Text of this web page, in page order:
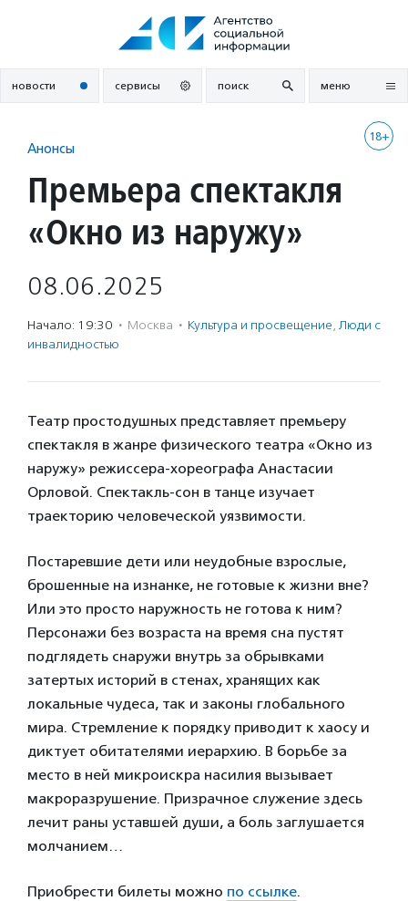
новости сервисы поиск меню
18+
Анонсы
Премьера спектакля
«Окно из наружу»
08.06.2025
Начало: 19:30 · Москва · Культура и просвещение, Люди с
инвалидностью
Театр простодушных представляет премьеру
спектакля в жанре физического театра «Окно из
наружу» режиссера-хореографа Анастасии
Орловой. Спектакль-сон в танце изучает
траекторию человеческой уязвимости.
Постаревшие дети или неудобные взрослые,
брошенные на изнанке, не готовые к жизни вне?
Или это просто наружность не готова к ним?
Персонажи без возраста на время сна пустят
подглядеть снаружи внутрь за обрывками
затертых историй в стенах, хранящих как
локальные чудеса, так и законы глобального
мира. Стремление к порядку приводит к хаосу и
диктует обитателями иерархию. В борьбе за
место в ней микроискра насилия вызывает
макроразрушение. Призрачное служение здесь
лечит раны уставшей души, а боль заглушается
молчанием…
Приобрести билеты можно по ссылке.